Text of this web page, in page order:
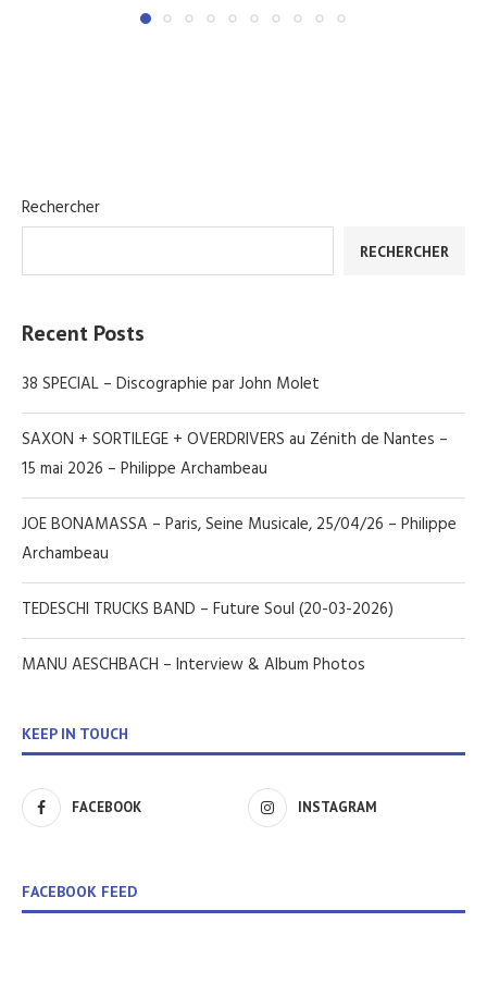
Rechercher
RECHERCHER
Recent Posts
38 SPECIAL – Discographie par John Molet
SAXON + SORTILEGE + OVERDRIVERS au Zénith de Nantes –
15 mai 2026 – Philippe Archambeau
JOE BONAMASSA – Paris, Seine Musicale, 25/04/26 – Philippe
Archambeau
TEDESCHI TRUCKS BAND – Future Soul (20-03-2026)
MANU AESCHBACH – Interview & Album Photos
KEEP IN TOUCH
FACEBOOK INSTAGRAM
FACEBOOK FEED